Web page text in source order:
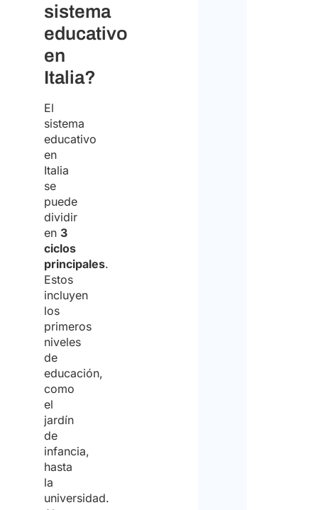
sistema
educativo
en
Italia?
El
sistema
educativo
en
Italia
se
puede
dividir
en 3
ciclos
principales.
Estos
incluyen
los
primeros
niveles
de
educación,
como
el
jardín
de
infancia,
hasta
la
universidad.